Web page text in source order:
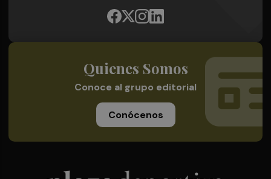
Quienes Somos
Conoce al grupo editorial
Conócenos